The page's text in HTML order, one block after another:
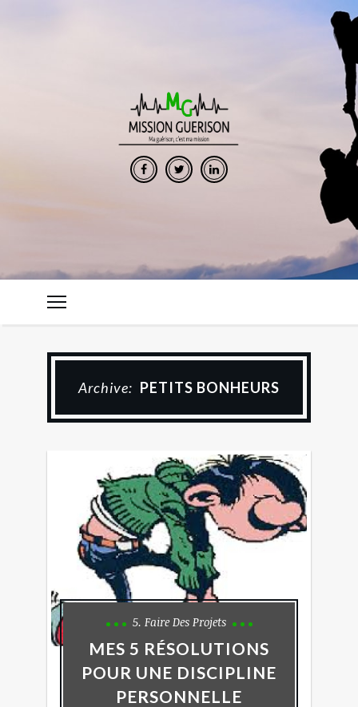
Archive: PETITS BONHEURS
5. Faire Des Projets
MES 5 RÉSOLUTIONS
POUR UNE DISCIPLINE
PERSONNELLE